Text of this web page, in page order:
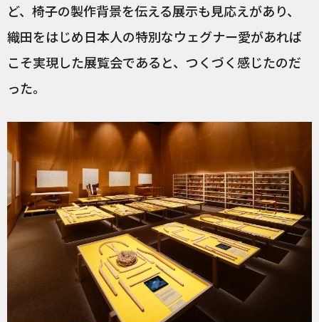
ど、椅子の製作背景を伝える展示も見応えがあり、
織田をはじめ日本人の特別なウェグナー愛があれば
こそ実現した展覧会であると、つくづく感じたのだ
った。